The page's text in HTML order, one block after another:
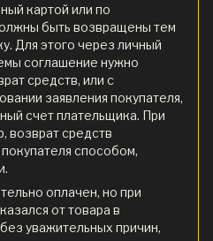
картой или по
быть возвращены тем
Для этого через личный
соглашение нужно
средств, или с
заявления покупателя,
счет плательщика. При
возврат средств
способом,
оплачен, но при
от товара в
уважительных причин,